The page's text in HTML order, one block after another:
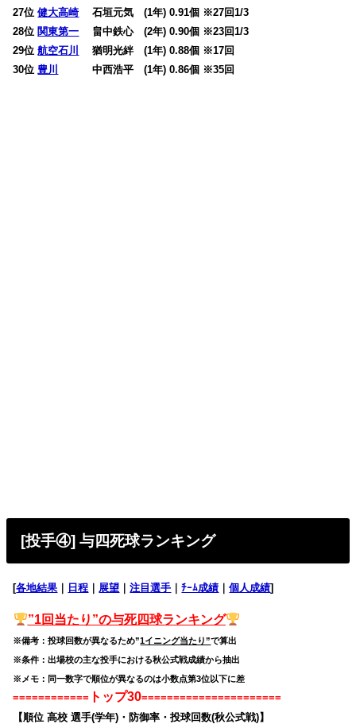
27位健大高崎石垣元気 (1年) 0.91個 ※27回1/3
28位関東第一 畠中鉄心 (2年) 0.90個 ※23回1/3
29位航空石川
猶明光絆 (1年) 0.88個 ※17回
30位 豊川 中西浩平 (1年) 0.86個 ※35回
[投手④] 与四死球ランキング
[各地結果 ｜ 日程 ｜ 展望 ｜注目選手 ｜ﾁｰﾑ成績 ｜個人成績]
”1回当たり”の与死四球ランキング
※備考：投球回数が異なるため”1イニング当たり”で算出
※条件：出場校の主な投手における秋公式戦成績から抽出
※メモ：同一数字で順位が異なるのは小数点第3位以下に差
============ トップ30======================
【順位 高校 選手(学年)・防御率・投球回数(秋公式戦)】